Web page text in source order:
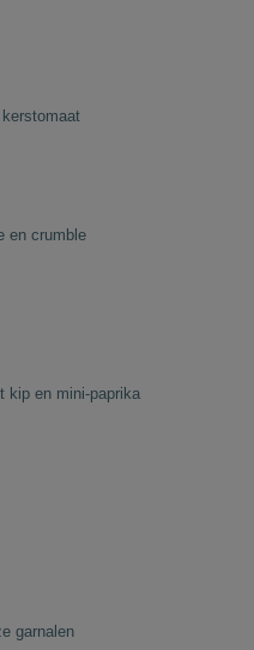
en crumble
kip en mini-paprika
garnalen